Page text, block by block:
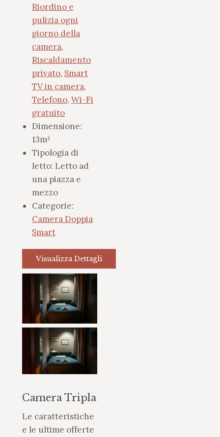
Riordino e
pulizia ogni
giorno della
camera,
Riscaldamento
privato, Smart
TV in camera,
Telefono, Wi-Fi
gratuito
Dimensione:
13m²
Tipologia di
letto: Letto ad
una piazza e
mezzo
Categorie:
Camera Doppia
Smart
Visualizza Dettagli
Camera Tripla
Le caratteristiche
e le ultime offerte